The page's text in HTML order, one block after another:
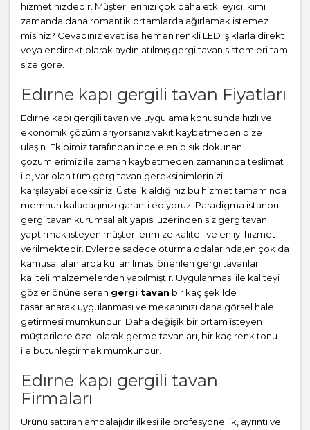
hizmetinizdedir. Müşterilerinizi çok daha etkileyici, kimi
zamanda daha romantik ortamlarda ağırlamak istemez
misiniz? Cevabınız evet ise hemen renkli LED ışıklarla direkt
veya endirekt olarak aydınlatılmış gergi tavan sistemleri tam
size göre.
Edırne kapı gergili tavan Fiyatları
Edırne kapı gergili tavan ve uygulama konusunda hızlı ve
ekonomik çözüm arıyorsanız vakit kaybetmeden bize
ulaşın. Ekibimiz tarafından ince elenip sık dokunan
çözümlerimiz ile zaman kaybetmeden zamanında teslimat
ile, var olan tüm gergitavan gereksinimlerinizi
karşılayabileceksiniz. Üstelik aldığınız bu hizmet tamamında
memnun kalacagınızı garanti ediyoruz. Paradigma istanbul
gergi tavan kurumsal alt yapısı üzerinden siz gergitavan
yaptırmak isteyen müşterilerimize kaliteli ve en iyi hizmet
verilmektedir. Evlerde sadece oturma odalarında,en çok da
kamusal alanlarda kullanılması önerilen gergi tavanlar
kaliteli malzemelerden yapılmıştır. Uygulanması ile kaliteyi
gözler önüne seren gergi tavan bir kaç şekilde
tasarlanarak uygulanması ve mekanınızı daha görsel hale
getirmesi mümkündür. Daha değişik bir ortam isteyen
müşterilere özel olarak germe tavanları, bir kaç renk tonu
ile bütünleştirmek mümkündür.
Edırne kapı gergili tavan
Firmaları
Ürünü sattıran ambalajıdır ilkesi ile profesyonellik, ayrıntı ve